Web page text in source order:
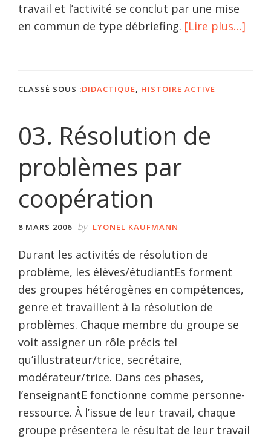
travail et l’activité se conclut par une mise
en commun de type débriefing. [Lire plus…]
CLASSÉ SOUS :DIDACTIQUE HISTOIRE ACTIVE
03. Résolution de
problèmes par
coopération
8 MARS 2006 by LYONEL KAUFMANN
Durant les activités de résolution de
problème, les élèves/étudiantEs forment
des groupes hétérogènes en compétences,
genre et travaillent à la résolution de
problèmes. Chaque membre du groupe se
voit assigner un rôle précis tel
qu’illustrateur/trice, secrétaire,
modérateur/trice. Dans ces phases,
l’enseignantE fonctionne comme personne-
ressource. À l’issue de leur travail, chaque
groupe présentera le résultat de leur travail